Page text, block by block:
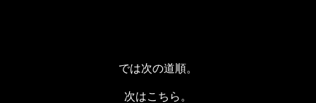
では次の道順。
次はこちら。